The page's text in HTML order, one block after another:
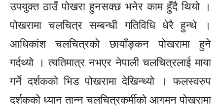
उपयुक्त ठाउँ पोखरा हुनसक्छ भनेर काम हुँदै थियो ।
पोखरामा चलचित्र सम्बन्धी गतिविधि धेरै हुन्थे ।
आधिकांशचलचित्रकोछायाँङ्कनपोखरामा हुने
गर्दथ्यो । त्यतिमात्र नभएर नेपाली चलचित्रलाई माया
गर्ने दर्शकको भिड पोखरामा देखिन्थ्यो । फलस्वरुप
दर्शकको ध्यान तान्न चलचित्रकर्मीको आगमन पोखरामा